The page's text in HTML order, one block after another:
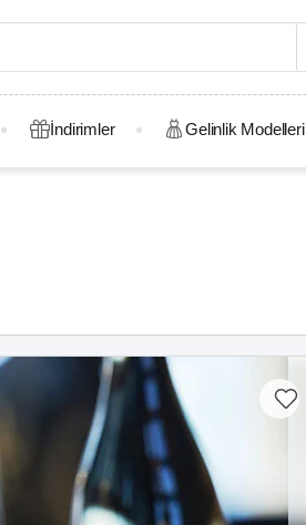
İndirimler Gelinlik Modelleri